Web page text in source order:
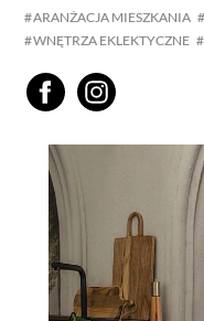
ARANŻACJA MIESZKANIA
WNĘTRZA EKLEKTYCZNE